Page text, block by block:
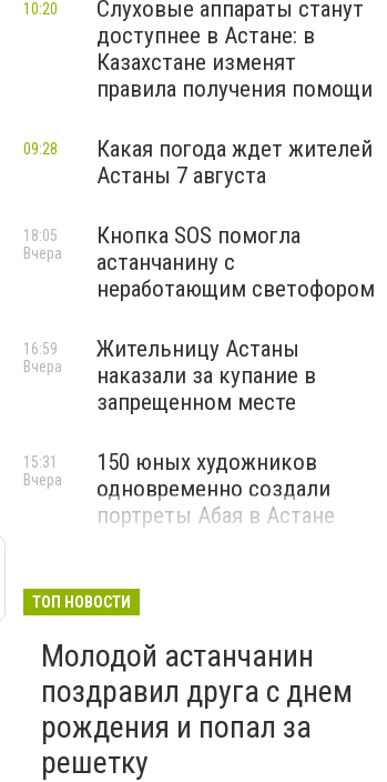
Слуховые аппараты станут
доступнее в Астане: в
Казахстане изменят
правила получения помощи
10:20
Какая погода ждет жителей
Астаны 7 августа
09:28
Кнопка SOS помогла
астанчанину с
неработающим светофором
18:05
Вчера
Жительницу Астаны
наказали за купание в
запрещенном месте
16:59
Вчера
150 юных художников
одновременно создали
портреты Абая в Астане
15:31
Вчера
ТОП НОВОСТИ
Молодой астанчанин
поздравил друга с днем
рождения и попал за
решетку